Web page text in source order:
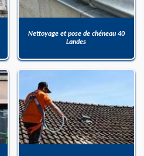
Nettoyage et pose de chéneau 40
Landes